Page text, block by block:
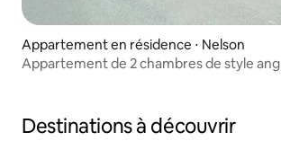
Appartement en résidence ⋅ Nelson
Appartement de 2 chambres de style
Destinations à découvrir